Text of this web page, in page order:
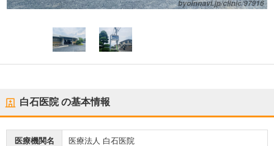
白石医院の基本情報
医療機関名 医療法人 白石医院